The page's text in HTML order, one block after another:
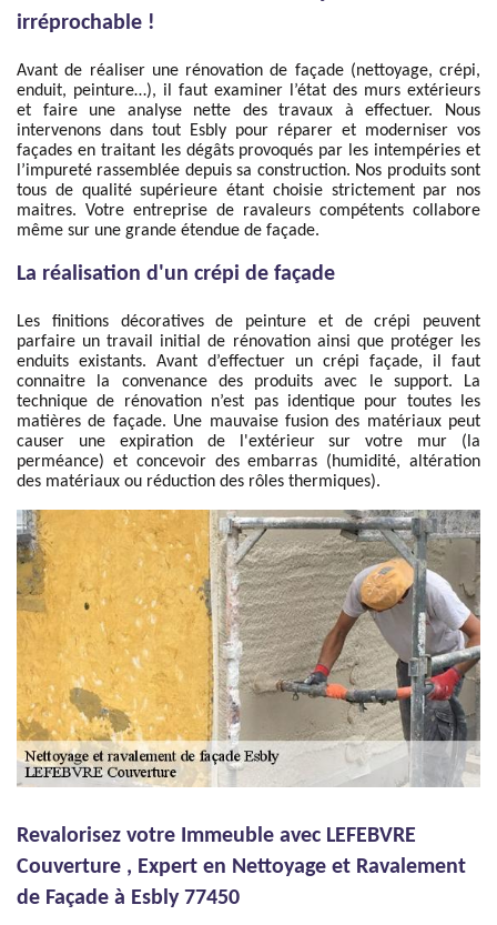
irréprochable !
Avant de réaliser une rénovation de façade (nettoyage, crépi,
enduit, peinture…), il faut examiner l’état des murs extérieurs
et faire une analyse nette des travaux à effectuer. Nous
intervenons dans tout Esbly pour réparer et moderniser vos
façades en traitant les dégâts provoqués par les intempéries et
l’impureté rassemblée depuis sa construction. Nos produits sont
tous de qualité supérieure étant choisie strictement par nos
maitres. Votre entreprise de ravaleurs compétents collabore
même sur une grande étendue de façade.
La réalisation d'un crépi de façade
Les finitions décoratives de peinture et de crépi peuvent
parfaire un travail initial de rénovation ainsi que protéger les
enduits existants. Avant d’effectuer un crépi façade, il faut
connaitre la convenance des produits avec le support. La
technique de rénovation n’est pas identique pour toutes les
matières de façade. Une mauvaise fusion des matériaux peut
causer une expiration de l'extérieur sur votre mur (la
perméance) et concevoir des embarras (humidité, altération
des matériaux ou réduction des rôles thermiques).
Revalorisez votre Immeuble avec LEFEBVRE
Couverture , Expert en Nettoyage et Ravalement
de Façade à Esbly 77450